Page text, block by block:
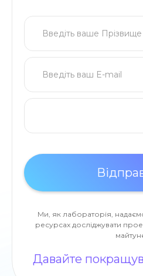
Ми, як лабораторія,
ресурсах досліджувати
Давайте